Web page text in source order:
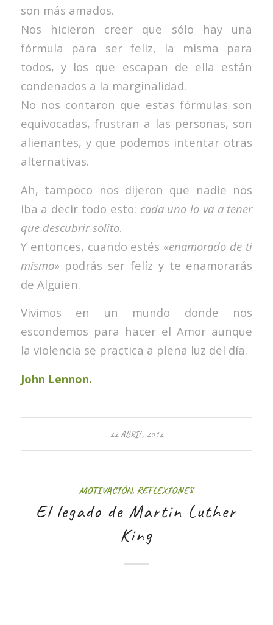
son más amados.
Nos hicieron creer que sólo hay una
fórmula para ser feliz, la misma para
todos, y los que escapan de ella están
condenados a la marginalidad.
No nos contaron que estas fórmulas son
equivocadas, frustran a las personas, son
alienantes, y que podemos intentar otras
alternativas.
Ah, tampoco nos dijeron que nadie nos
iba a decir todo esto: cada uno lo va a tener
que descubrir solito.
Y entonces, cuando estés «enamorado de ti
mismo» podrás ser felíz y te enamorarás
de Alguien.
Vivimos en un mundo donde nos
escondemos para hacer el Amor aunque
la violencia se practica a plena luz del día.
John Lennon.
22 ABRIL, 2012
MOTIVACIÓN, REFLEXIONES
El legado de Martin Luther
King